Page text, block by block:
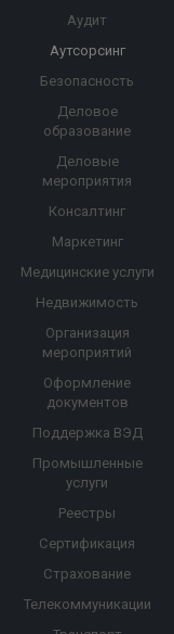
Аудит
Аутсорсинг
Безопасность
Деловое
образование
Деловые
мероприятия
Консалтинг
Маркетинг
Медицинские услуги
Недвижимость
Организация
мероприятий
Оформление
документов
Поддержка ВЭД
Промышленные
услуги
Реестры
Сертификация
Страхование
Телекоммуникации